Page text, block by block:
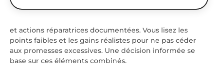
et actions réparatrices documentées. Vous lisez les
points faibles et les gains réalistes pour ne pas céder
aux promesses excessives. Une décision informée se
base sur ces éléments combinés.